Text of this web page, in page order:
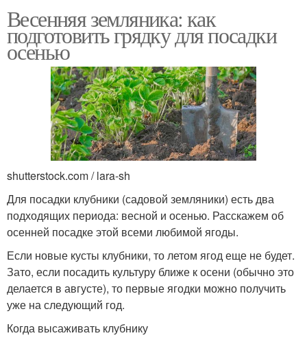
Весенняя земляника: как
подготовить грядку для посадки
осенью
shutterstock.com / lara-sh
Для посадки клубники (садовой земляники) есть два
подходящих периода: весной и осенью. Расскажем об
осенней посадке этой всеми любимой ягоды.
Если новые кусты клубники, то летом ягод еще не будет.
Зато, если посадить культуру ближе к осени (обычно это
делается в августе), то первые ягодки можно получить
уже на следующий год.
Когда высаживать клубнику